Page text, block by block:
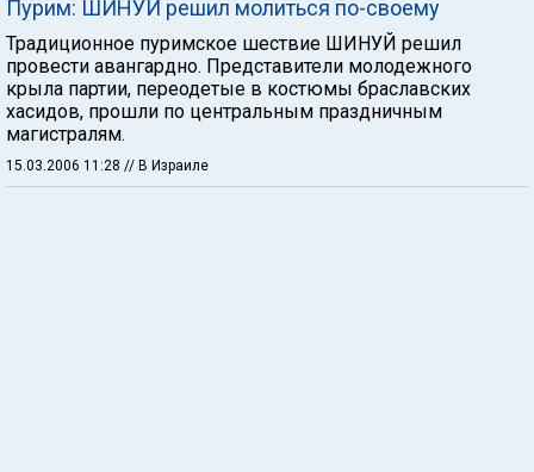
Пурим: ШИНУЙ решил молиться по-своему
Традиционное пуримское шествие ШИНУЙ решил
провести авангардно. Представители молодежного
крыла партии, переодетые в костюмы браславских
хасидов, прошли по центральным праздничным
магистралям.
15.03.2006 11:28 // В Израиле